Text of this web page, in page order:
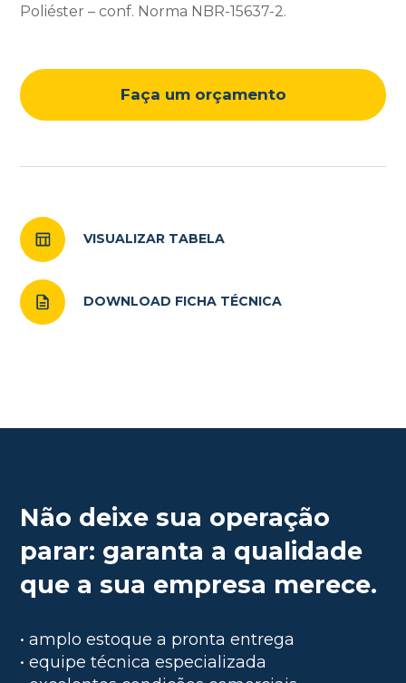
Poliéster – conf. Norma NBR-15637-2.
Faça um orçamento
VISUALIZAR TABELA
DOWNLOAD FICHA TÉCNICA
Não deixe sua operação
parar: garanta a qualidade
que a sua empresa merece.
• amplo estoque a pronta entrega
• equipe técnica especializada